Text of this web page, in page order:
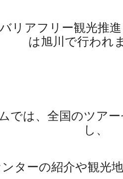
リアフリー観光推
は旭川で行われ
では、全国のツア
し、
ターの紹介や観光